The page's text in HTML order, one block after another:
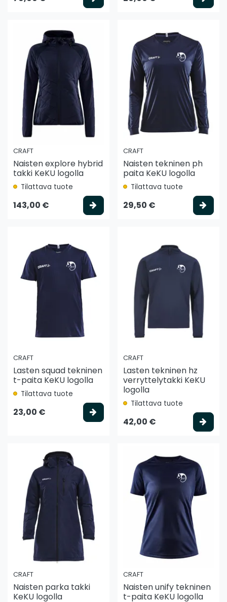
CRAFT
Naisten explore hybrid
takki KeKU logolla
Tilattava tuote
143,00 € Valitse vaihtoehto
CRAFT
Naisten tekninen ph
paita KeKU logolla
Tilattava tuote
29,50 €
CRAFT
Lasten squad tekninen
t-paita KeKU logolla
Tilattava tuote
23,00 €
CRAFT
Lasten tekninen hz
verryttelytakki KeKU
logolla
Tilattava tuote
42,00 €
CRAFT
Naisten parka takki
KeKU logolla
CRAFT
Naisten unify tekninen
t-paita KeKU logolla